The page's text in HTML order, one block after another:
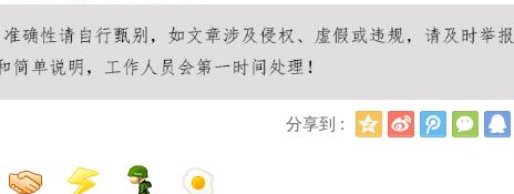
分享到 :
Q
新
浪
腾
讯
微
信